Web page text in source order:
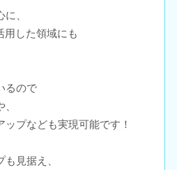
、
用した領域にも
るので
ップなども実現可能です！
見据え、